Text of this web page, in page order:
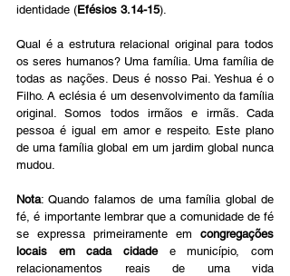
identidade (Efésios 3.14-15).
Qual é a estrutura relacional original para todos
os seres humanos? Uma família. Uma família de
todas as nações. Deus é nosso Pai. Yeshua é o
Filho. A eclésia é um desenvolvimento da família
original. Somos todos irmãos e irmãs. Cada
pessoa é igual em amor e respeito. Este plano
de uma família global em um jardim global nunca
mudou.
Nota: Quando falamos de uma família global de
fé, é importante lembrar que a comunidade de fé
se expressa primeiramente em congregações
locais em cada cidade e município, com
relacionamentos reais de uma vida